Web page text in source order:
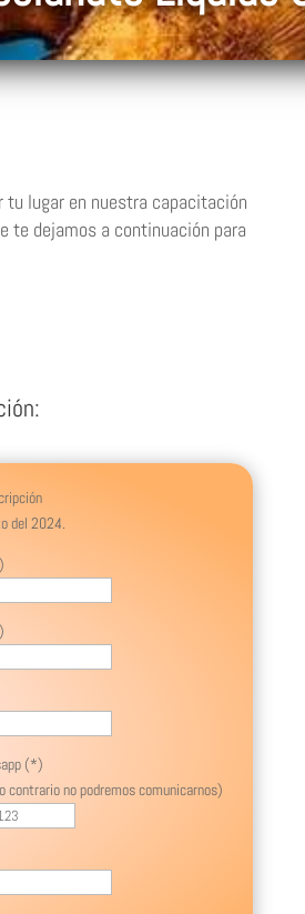
tu lugar en nuestra capacitación
te dejamos a continuación para
del 2024.
(*)
contrario no podremos comunicarnos)